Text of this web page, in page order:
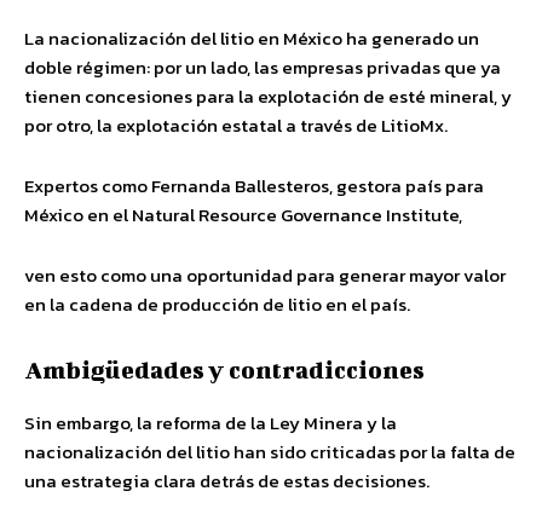
La nacionalización del litio en México ha generado un
doble régimen: por un lado, las empresas privadas que ya
tienen concesiones para la explotación de esté mineral, y
por otro, la explotación estatal a través de LitioMx.
Expertos como Fernanda Ballesteros, gestora país para
México en el Natural Resource Governance Institute,
ven esto como una oportunidad para generar mayor valor
en la cadena de producción de litio en el país.
Ambigüedades y contradicciones
Sin embargo, la reforma de la Ley Minera y la
nacionalización del litio han sido criticadas por la falta de
una estrategia clara detrás de estas decisiones.